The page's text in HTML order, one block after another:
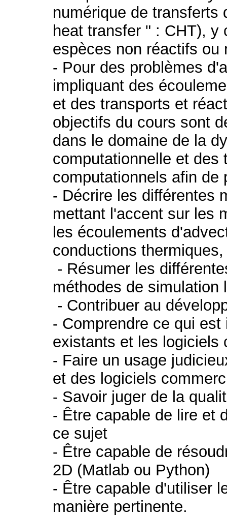
numérique de transferts
heat transfer " : CHT),
espèces non réactifs ou
- Pour des problèmes
impliquant des
et des transports et
objectifs du cours sont
dans le domaine de la
computationnelle et des
computationnels afin de
- Décrire les différentes
mettant l'accent sur les
les écoulements
conductions
- Résumer les
méthodes de simulation
- Contribuer au
- Comprendre ce qui
existants et les logiciels
- Faire un usage
et des logiciels
- Savoir juger de la
- Être capable de lire et
ce sujet
- Être capable de
2D (Matlab ou Python)
- Être capable d'utiliser
manière pertinente.